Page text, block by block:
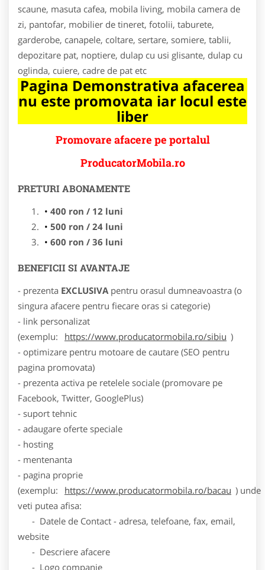
scaune, masuta cafea, mobila living, mobila camera de
zi, pantofar, mobilier de tineret, fotolii, taburete,
garderobe, canapele, coltare, sertare, somiere, tablii,
depozitare pat, noptiere, dulap cu usi glisante, dulap cu
oglinda, cuiere, cadre de pat etc
Pagina Demonstrativa afacerea
nu este promovata iar locul este
liber
Promovare afacere pe portalul
ProducatorMobila.ro
PRETURI ABONAMENTE
400 ron / 12 luni
500 ron / 24 luni
600 ron / 36 luni
BENEFICII SI AVANTAJE
- prezenta EXCLUSIVA pentru orasul dumneavoastra (o
singura afacere pentru fiecare oras si categorie)
- link personalizat
(exemplu:
https://www.producatormobila.ro/sibiu )
- optimizare pentru motoare de cautare (SEO pentru
pagina promovata)
- prezenta activa pe retelele sociale (promovare pe
Facebook, Twitter, GooglePlus)
- suport tehnic
- adaugare oferte speciale
- hosting
- mentenanta
- pagina proprie
(exemplu:
https://www.producatormobila.ro/bacau ) unde
veti putea afisa:
- Datele de Contact - adresa, telefoane, fax, email,
website
- Descriere afacere
- Logo companie